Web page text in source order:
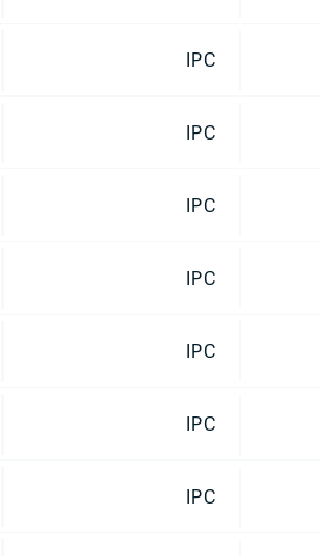
IPC
IPC
IPC
IPC
IPC
IPC
IPC